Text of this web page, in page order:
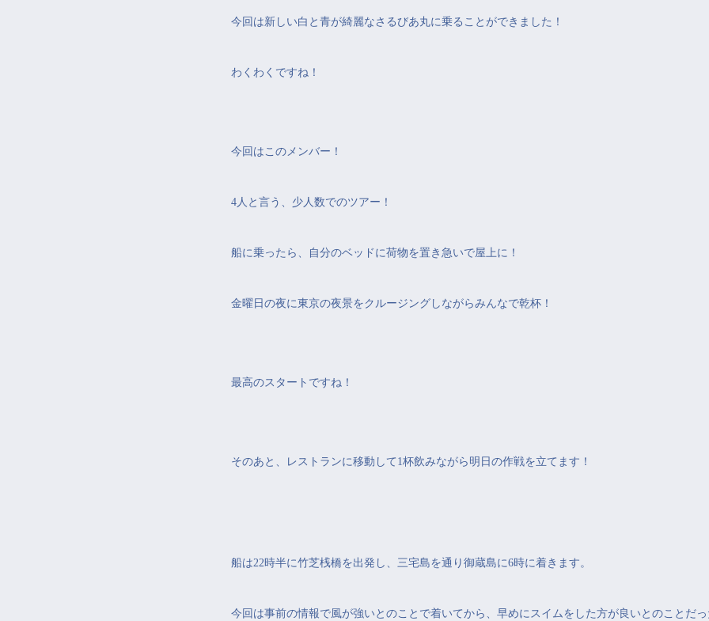
今回は新しい白と青が綺麗なさるびあ丸に乗ることができました！
わくわくですね！
今回はこのメンバー！
4人と言う、少人数でのツアー！
船に乗ったら、自分のベッドに荷物を置き急いで屋上に！
金曜日の夜に東京の夜景をクルージングしながらみんなで乾杯！
最高のスタートですね！
そのあと、レストランに移動して1杯飲みながら明日の作戦を立てます！
船は22時半に竹芝桟橋を出発し、三宅島を通り御蔵島に6時に着きます。
今回は事前の情報で風が強いとのことで着いてから、早めにスイムをした方が良いとのことだ